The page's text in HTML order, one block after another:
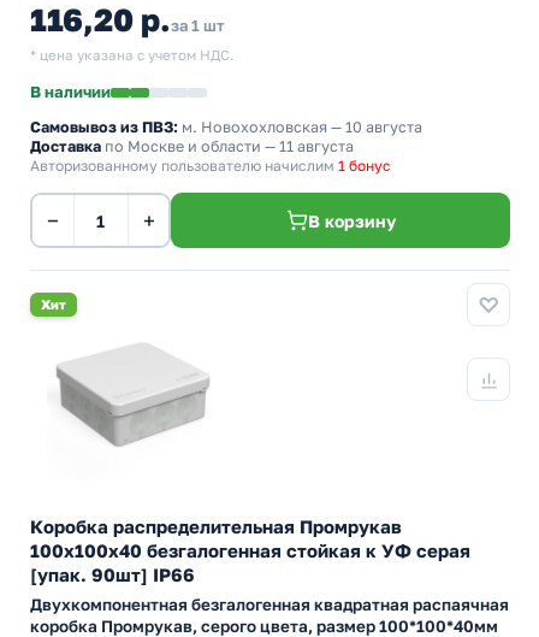
116,20 р.за 1 шт
* цена указана с учетом НДС.
В наличии
Самовывоз из ПВЗ: м. Новохохловская — 10 августа
Доставка по Москве и области — 11 августа
Авторизованному пользователю начислим 1 бонус
− + В корзину
Хит
Коробка распределительная Промрукав
100х100х40 безгалогенная стойкая к УФ серая
[упак. 90шт] IP66
Двухкомпонентная безгалогенная квадратная распаячная
коробка Промрукав, серого цвета, размер 100*100*40мм